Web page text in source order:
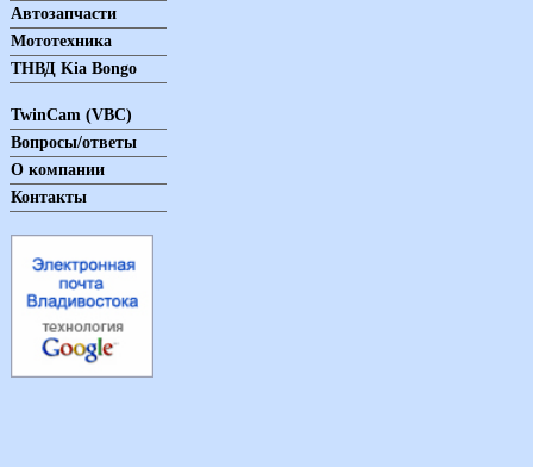
Автозапчасти
Мототехника
ТНВД Kia Bongo
TwinCam (VBC)
Вопросы/ответы
О компании
Контакты